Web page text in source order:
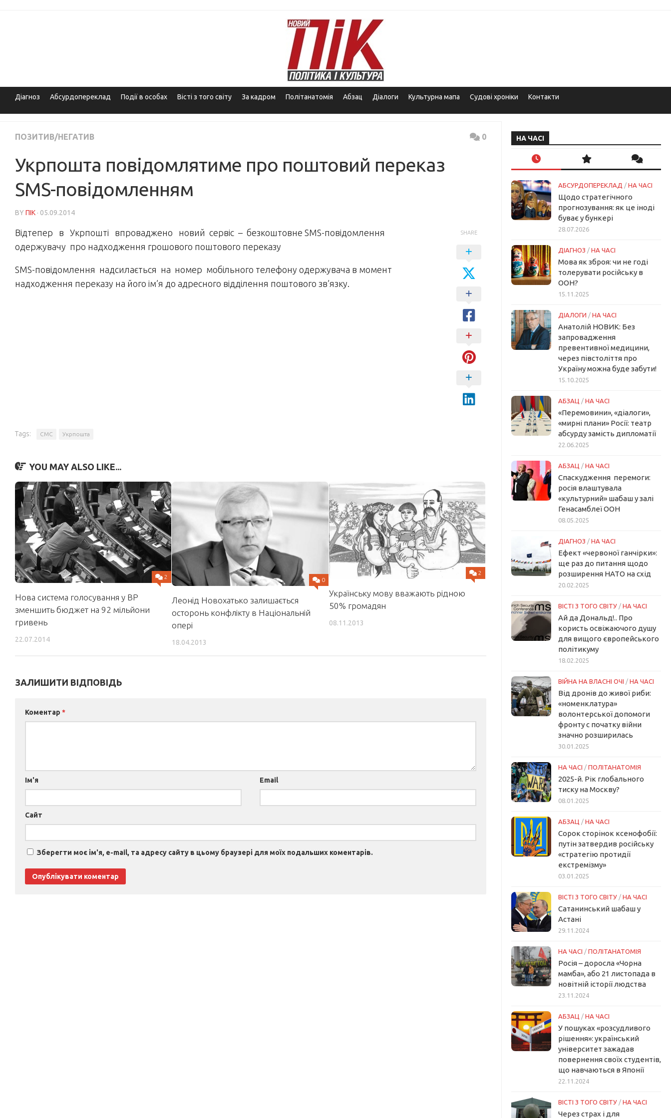
Діагноз Абсурдопереклад Події в особах Вісті з того світу За кадром Політанатомія Абзац Діалоги Культурна мапа Судові хроніки Контакти
ПОЗИТИВ/НЕГАТИВ 0
Укрпошта повідомлятиме про поштовий переказ
SMS-повідомленням
BY ПІК · 05.09.2014
Відтепер в Укрпошті впроваджено новий сервіс – безкоштовне SMS-повідомлення
одержувачу про надходження грошового поштового переказу
SMS-повідомлення надсилається на номер мобільного телефону одержувача в момент
надходження переказу на його ім’я до адресного відділення поштового зв’язку.
SHARE
Tags: СМС Укрпошта
YOU MAY ALSO LIKE...
2
Нова система голосування у ВР
зменшить бюджет на 92 мільйони
гривень
22.07.2014
0
Леонід Новохатько залишається
осторонь конфлікту в Національній
опері
18.04.2013
2
Українську мову вважають рідною
50% громадян
08.11.2013
ЗАЛИШИТИ ВІДПОВІДЬ
Коментар *
Ім'я Email
Сайт
Зберегти моє ім'я, e-mail, та адресу сайту в цьому браузері для моїх подальших коментарів.
НА ЧАСІ
АБСУРДОПЕРЕКЛАД / НА ЧАСІ
Щодо стратегічного
прогнозування: як це іноді
буває у бункері
28.07.2026
ДІАГНОЗ / НА ЧАСІ
Мова як зброя: чи не годі
толерувати російську в
ООН?
15.11.2025
ДІАЛОГИ / НА ЧАСІ
Анатолій НОВИК: Без
запровадження
превентивної медицини,
через півстоліття про
Україну можна буде забути!
15.10.2025
АБЗАЦ / НА ЧАСІ
«Перемовини», «діалоги»,
«мирні плани» Росії: театр
абсурду замість дипломатії
22.06.2025
АБЗАЦ / НА ЧАСІ
Спаскудження перемоги:
росія влаштувала
«культурний» шабаш у залі
Генасамблеї ООН
08.05.2025
ДІАГНОЗ / НА ЧАСІ
Ефект «червоної ганчірки»:
ще раз до питання щодо
розширення НАТО на схід
20.02.2025
ВІСТІ З ТОГО СВІТУ / НА ЧАСІ
Ай да Дональд!.. Про
користь освіжаючого душу
для вищого європейського
політикуму
18.02.2025
ВІЙНА НА ВЛАСНІ ОЧІ / НА ЧАСІ
Від дронів до живої риби:
«номенклатура»
волонтерської допомоги
фронту с початку війни
значно розширилась
30.01.2025
НА ЧАСІ / ПОЛІТАНАТОМІЯ
2025-й. Рік глобального
тиску на Москву?
08.01.2025
АБЗАЦ / НА ЧАСІ
Сорок сторінок ксенофобії:
путін затвердив російську
«стратегію протидії
екстремізму»
03.01.2025
ВІСТІ З ТОГО СВІТУ / НА ЧАСІ
Сатанинський шабаш у
Астані
29.11.2024
НА ЧАСІ / ПОЛІТАНАТОМІЯ
Росія – доросла «Чорна
мамба», або 21 листопада в
новітній історії людства
23.11.2024
АБЗАЦ / НА ЧАСІ
У пошуках «розсудливого
рішення»: український
університет зажадав
повернення своїх студентів,
що навчаються в Японії
22.11.2024
ВІСТІ З ТОГО СВІТУ / НА ЧАСІ
Через страх і для